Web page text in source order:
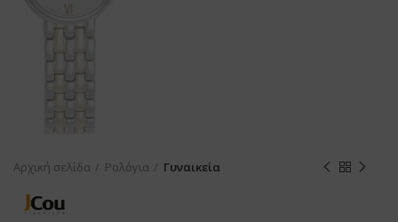
Αρχική σελίδα Ρολόγια Γυναικεία